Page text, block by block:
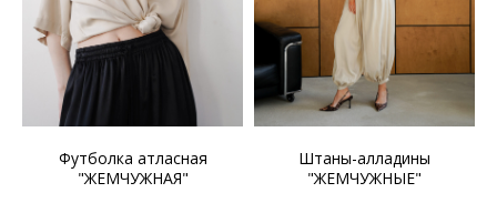
Футболка атласная
"ЖЕМЧУЖНАЯ"
Штаны-алладины
"ЖЕМЧУЖНЫЕ"